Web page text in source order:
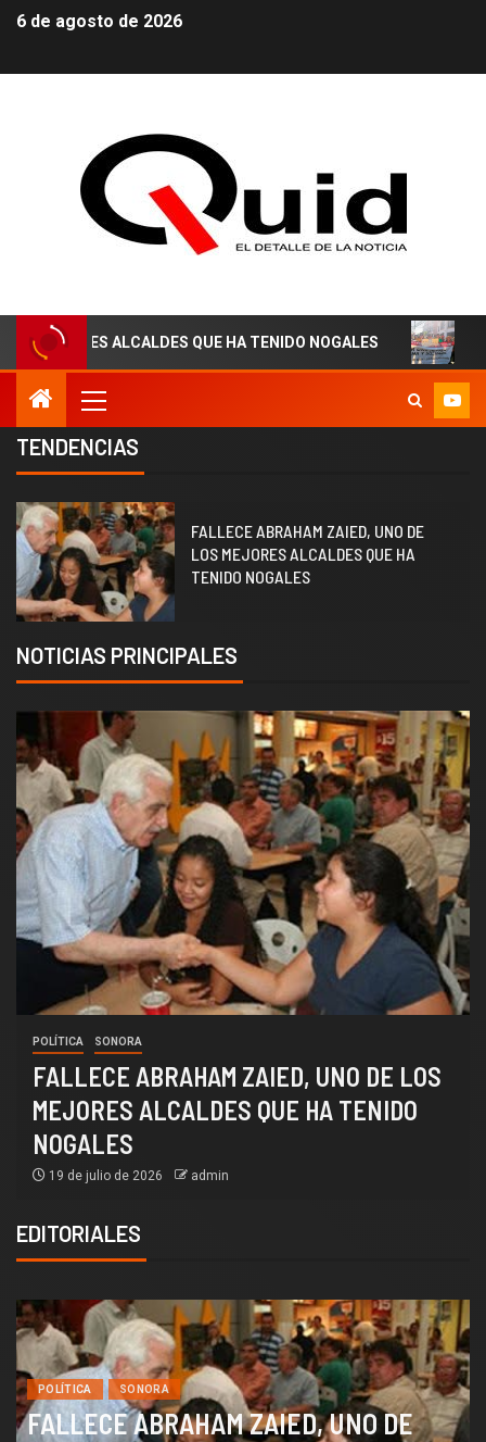
6 de agosto de 2026
QUE HA TENIDO NOGALES ¡AGUAS
TENDENCIAS
1
FALLECE ABRAHAM ZAIED, UNO DE
LOS MEJORES ALCALDES QUE HA
TENIDO NOGALES
NOTICIAS PRINCIPALES
4T SOCIEDAD
¡AGUAS DERECHOHABIENTES DE
ISSSTESON! EN ZACATECAS LES
RECORTARON SUS AGUINALDOS
19 de julio de 2026 admin
EDITORIALES
POLÍTICA SONORA
FALLECE ABRAHAM ZAIED, UNO DE